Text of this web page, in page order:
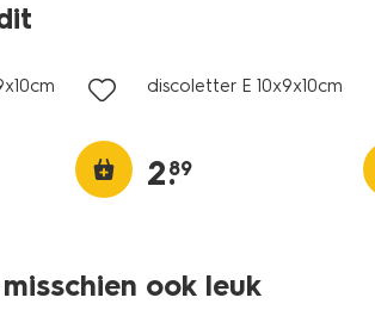
discoletter E 10x9x10cm
2.
89
ook leuk